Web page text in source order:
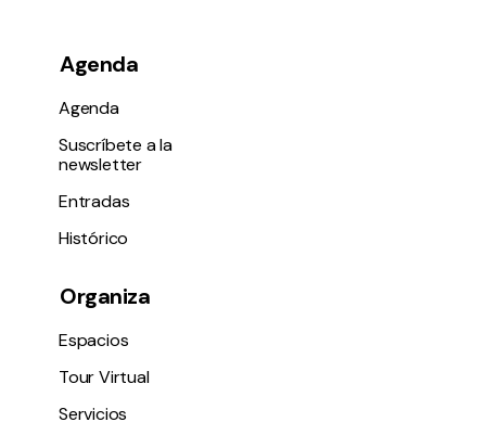
Agenda
Agenda
Suscríbete a la
newsletter
Entradas
Histórico
Organiza
Espacios
Tour Virtual
Servicios